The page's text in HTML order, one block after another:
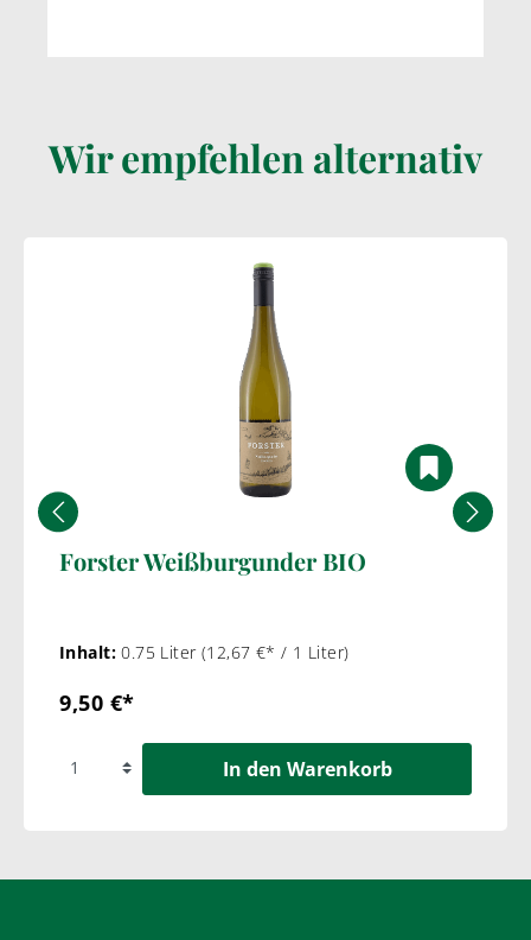
Wir empfehlen alternativ
Forster Weißburgunder BIO
Inhalt:0.75 Liter (12,67 €* / 1 Liter)
9,50 €*
In den Warenkorb